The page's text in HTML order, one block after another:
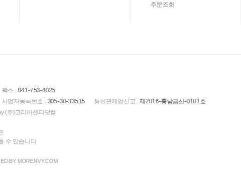
주문조회
팩스 : 041-753-4025
사업자등록번호 : 305-30-33515 통신판매업신고 :제2016-충남금산-0101호
(주)코리아센터닷컴
수 있습니다
BY MORENVY.COM